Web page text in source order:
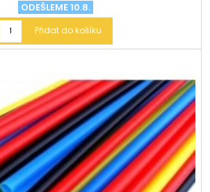
ODEŠLEME 10.8.
Přidat do košíku